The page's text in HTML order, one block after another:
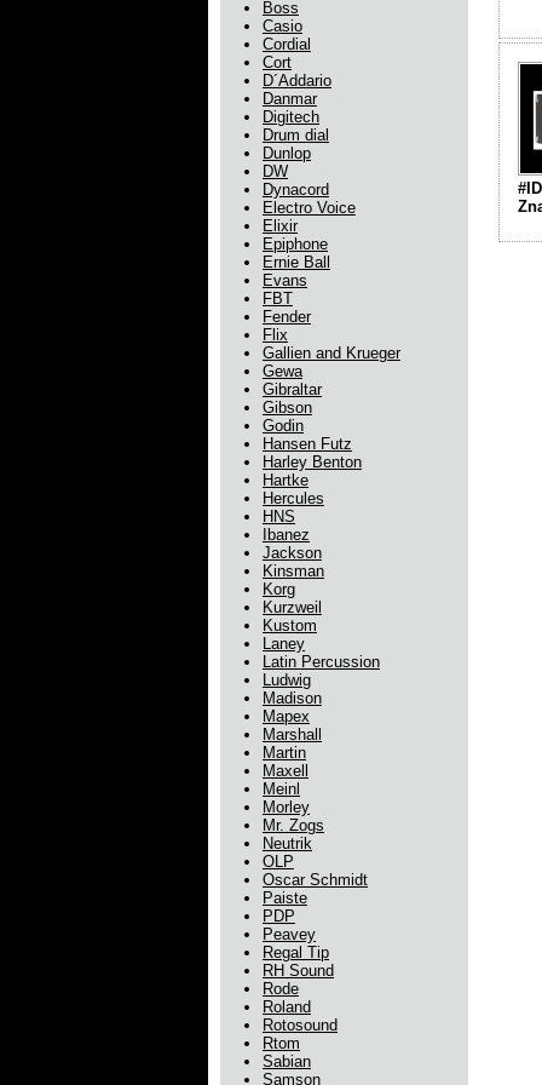
Boss
Casio
Cordial
Cort
D´Addario
Danmar
Digitech
Drum dial
Dunlop
DW
Dynacord
Electro Voice
Elixir
Epiphone
Ernie Ball
Evans
FBT
Fender
Flix
Gallien and Krueger
Gewa
Gibraltar
Gibson
Godin
Hansen Futz
Harley Benton
Hartke
Hercules
HNS
Ibanez
Jackson
Kinsman
Korg
Kurzweil
Kustom
Laney
Latin Percussion
Ludwig
Madison
Mapex
Marshall
Martin
Maxell
Meinl
Morley
Mr. Zogs
Neutrik
OLP
Oscar Schmidt
Paiste
PDP
Peavey
Regal Tip
RH Sound
Rode
Roland
Rotosound
Rtom
Sabian
Samson